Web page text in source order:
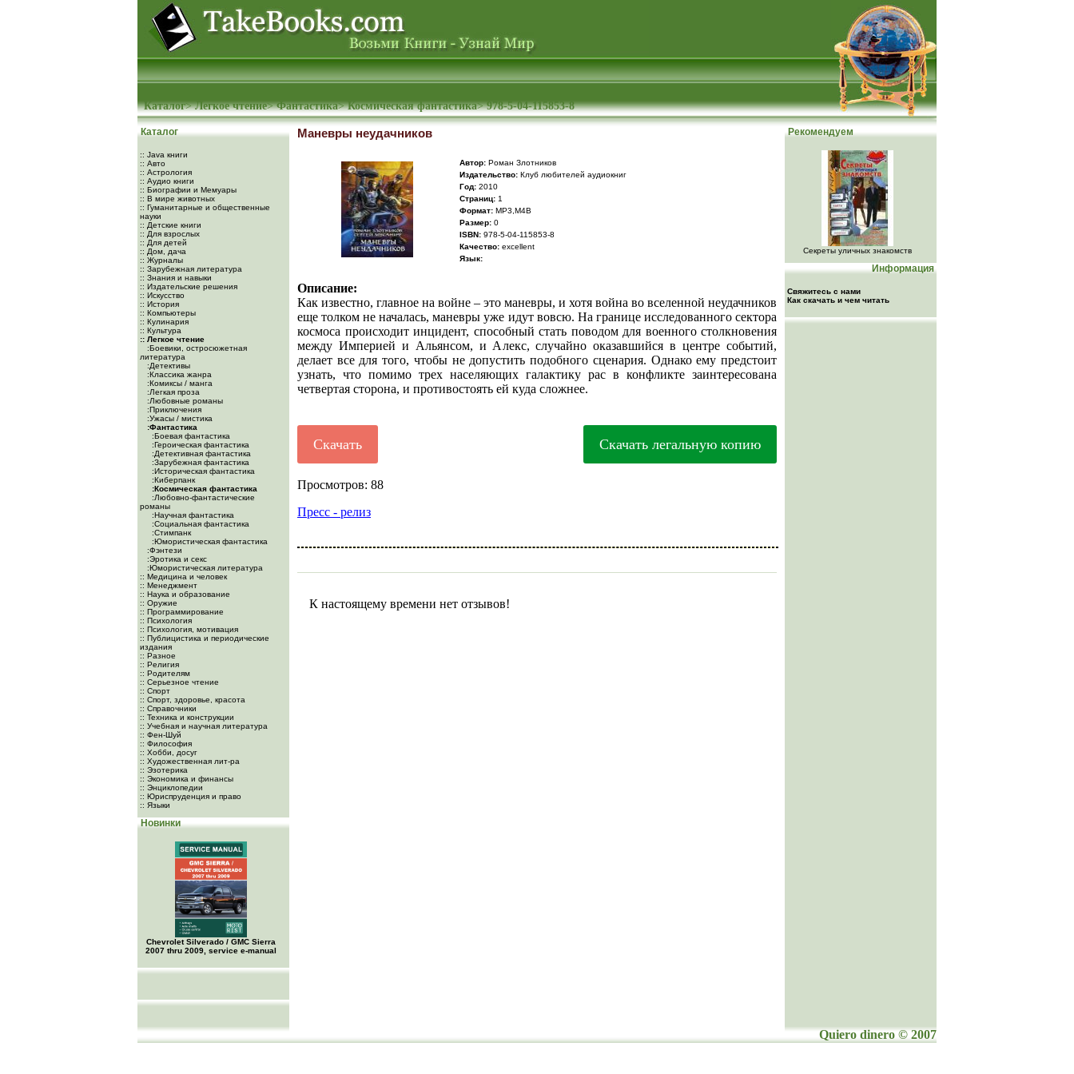
Каталог>Легкое чтение>Фантастика>Космическая фантастика>978-5-04-115853-8
Каталог
:: Java книги
:: Авто
:: Астрология
:: Аудио книги
:: Биографии и Мемуары
:: В мире животных
:: Гуманитарные и общественные
науки
:: Детские книги
:: Для взрослых
:: Для детей
:: Дом, дача
:: Журналы
:: Зарубежная литература
:: Знания и навыки
:: Издательские решения
:: Искусство
:: История
:: Компьютеры
:: Кулинария
:: Культура
:: Легкое чтение
:Боевики, остросюжетная
литература
:Детективы
:Классика жанра
:Комиксы / манга
:Легкая проза
:Любовные романы
:Приключения
:Ужасы / мистика
:Фантастика
:Боевая фантастика
:Героическая фантастика
:Детективная фантастика
:Зарубежная фантастика
:Историческая фантастика
:Киберпанк
:Космическая фантастика
:Любовно-фантастические
романы
:Научная фантастика
:Социальная фантастика
:Стимпанк
:Юмористическая фантастика
:Фэнтези
:Эротика и секс
:Юмористическая литература
:: Медицина и человек
:: Менеджмент
:: Наука и образование
:: Оружие
:: Программирование
:: Психология
:: Психология, мотивация
:: Публицистика и периодические
издания
:: Разное
:: Религия
:: Родителям
:: Серьезное чтение
:: Спорт
:: Спорт, здоровье, красота
:: Справочники
:: Техника и конструкции
:: Учебная и научная литература
:: Фен-Шуй
:: Философия
:: Хобби, досуг
:: Художественная лит-ра
:: Эзотерика
:: Экономика и финансы
:: Энциклопедии
:: Юриспруденция и право
:: Языки
Новинки
Chevrolet Silverado / GMC Sierra
2007 thru 2009, service e-manual
Маневры неудачников
Автор: Роман Злотников
Издательство: Клуб любителей аудиокниг
Год: 2010
Cтраниц: 1
Формат: MP3,M4B
Размер: 0
ISBN: 978-5-04-115853-8
Качество: excellent
Язык:
Описание:
Как известно, главное на войне – это маневры, и хотя война во вселенной неудачников
еще толком не началась, маневры уже идут вовсю. На границе исследованного сектора
космоса происходит инцидент, способный стать поводом для военного столкновения
между Империей и Альянсом, и Алекс, случайно оказавшийся в центре событий,
делает все для того, чтобы не допустить подобного сценария. Однако ему предстоит
узнать, что помимо трех населяющих галактику рас в конфликте заинтересована
четвертая сторона, и противостоять ей куда сложнее.
Скачать Скачать легальную копию
Просмотров: 88
Пресс - релиз
К настоящему времени нет отзывов!
Рекомендуем
Секреты уличных знакомств
Информация
Свяжитесь с нами
Как скачать и чем читать
Quiero dinero © 2007